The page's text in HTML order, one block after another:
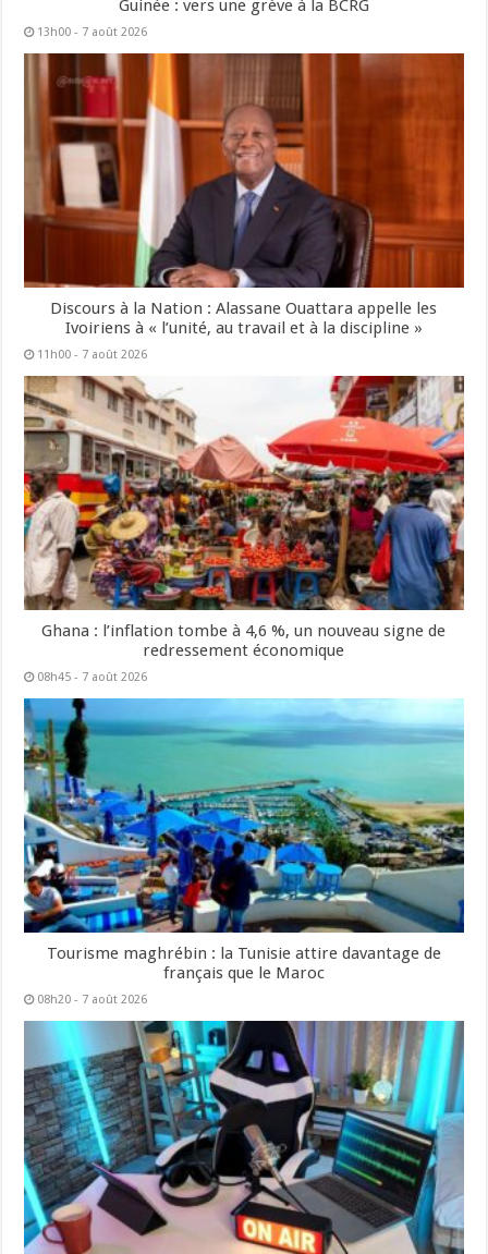
Guinée : vers une grève à la BCRG
13h00 - 7 août 2026
Discours à la Nation : Alassane Ouattara appelle les
Ivoiriens à « l’unité, au travail et à la discipline »
11h00 - 7 août 2026
Ghana : l’inflation tombe à 4,6 %, un nouveau signe de
redressement économique
08h45 - 7 août 2026
Tourisme maghrébin : la Tunisie attire davantage de
français que le Maroc
08h20 - 7 août 2026